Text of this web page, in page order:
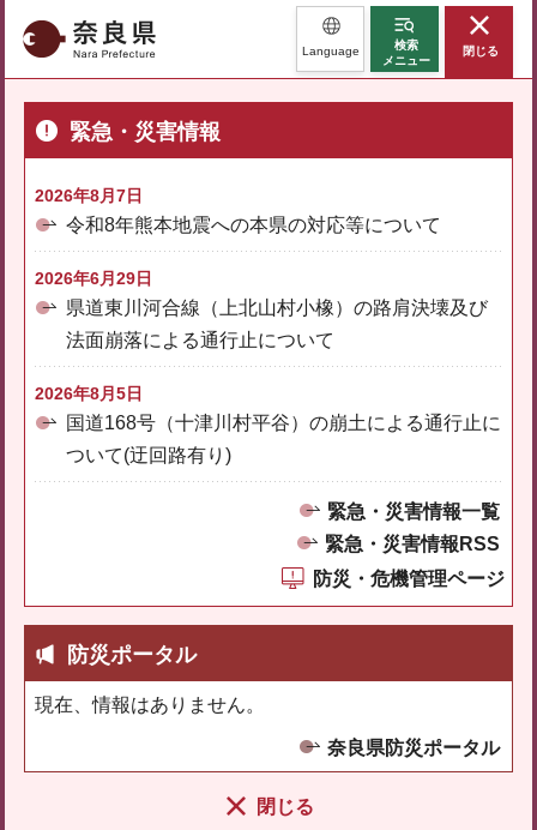
奈良県 Language
検索
メニュー
閉じる
緊急・災害情報
2026年8月7日
令和8年熊本地震への本県の対応等について
2026年6月29日
県道東川河合線（上北山村小橡）の路肩決壊及び
法面崩落による通行止について
2026年8月5日
国道168号（十津川村平谷）の崩土による通行止に
ついて(迂回路有り)
緊急・災害情報一覧
緊急・災害情報RSS
防災・危機管理ページ
防災ポータル
現在、情報はありません。
奈良県防災ポータル
閉じる